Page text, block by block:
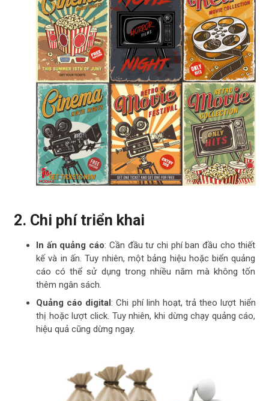
2. Chi phí triển khai
In ấn quảng cáo: Cần đầu tư chi phí ban đầu cho thiết
kế và in ấn. Tuy nhiên, một bảng hiệu hoặc biển quảng
cáo có thể sử dụng trong nhiều năm mà không tốn
thêm ngân sách.
Quảng cáo digital: Chi phí linh hoạt, trả theo lượt hiển
thị hoặc lượt click. Tuy nhiên, khi dừng chạy quảng cáo,
hiệu quả cũng dừng ngay.